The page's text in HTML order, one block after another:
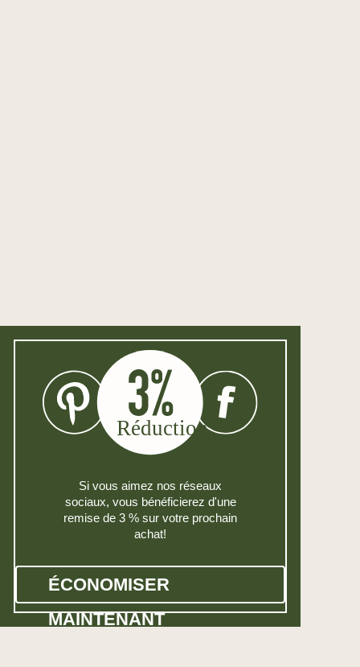
Si vous aimez nos réseaux
sociaux, vous bénéficierez d'une
remise de 3 % sur votre prochain
achat!
ÉCONOMISER
MAINTENANT